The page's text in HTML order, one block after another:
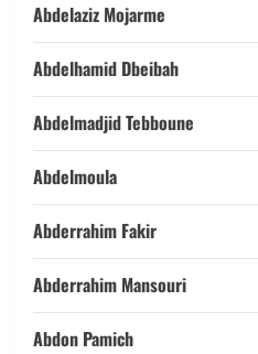
Abdelaziz Mojarme
Abdelhamid Dbeibah
Abdelmadjid Tebboune
Abdelmoula
Abderrahim Fakir
Abderrahim Mansouri
Abdon Pamich